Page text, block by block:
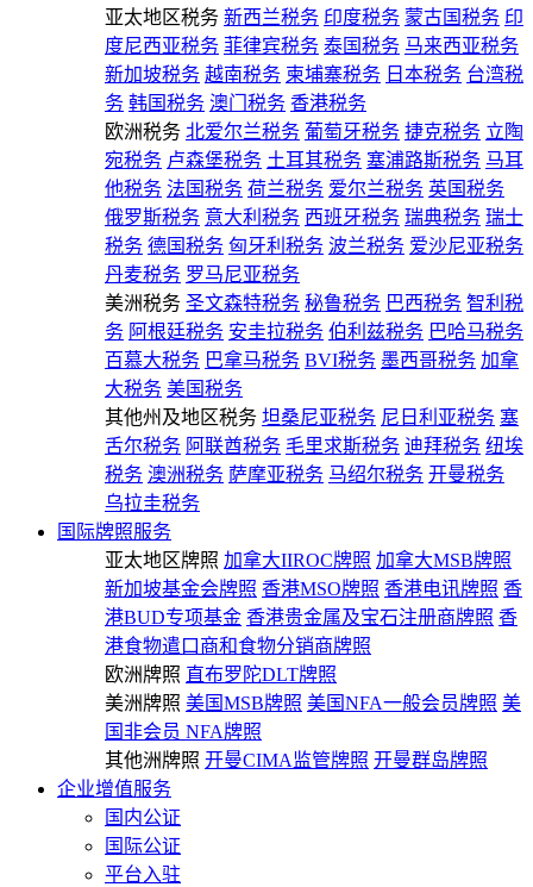
亚太地区税务 新西兰税务 印度税务 蒙古国税务 印
度尼西亚税务 菲律宾税务 泰国税务 马来西亚税务
新加坡税务 越南税务 柬埔寨税务 日本税务 台湾税
务 韩国税务 澳门税务 香港税务
欧洲税务 北爱尔兰税务 葡萄牙税务 捷克税务 立陶
宛税务 卢森堡税务 土耳其税务 塞浦路斯税务 马耳
他税务 法国税务 荷兰税务 爱尔兰税务 英国税务
俄罗斯税务 意大利税务 西班牙税务 瑞典税务 瑞士
税务 德国税务 匈牙利税务 波兰税务 爱沙尼亚税务
丹麦税务 罗马尼亚税务
美洲税务 圣文森特税务 秘鲁税务 巴西税务 智利税
务 阿根廷税务 安圭拉税务 伯利兹税务 巴哈马税务
百慕大税务 巴拿马税务 BVI税务 墨西哥税务 加拿
大税务 美国税务
其他州及地区税务 坦桑尼亚税务 尼日利亚税务 塞
舌尔税务 阿联酋税务 毛里求斯税务 迪拜税务 纽埃
税务 澳洲税务 萨摩亚税务 马绍尔税务 开曼税务
乌拉圭税务
国际牌照服务
亚太地区牌照 加拿大IIROC牌照 加拿大MSB牌照
新加坡基金会牌照 香港MSO牌照 香港电讯牌照 香
港BUD专项基金 香港贵金属及宝石注册商牌照 香
港食物遣口商和食物分销商牌照
欧洲牌照 直布罗陀DLT牌照
美洲牌照 美国MSB牌照 美国NFA一般会员牌照 美
国非会员 NFA牌照
其他洲牌照 开曼CIMA监管牌照 开曼群岛牌照
企业增值服务
国内公证
国际公证
平台入驻